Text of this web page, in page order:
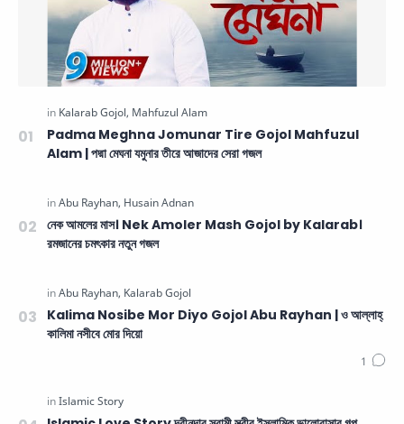
Padma Meghna Jomunar Tire Gojol Mahfuzul
Alam | পদ্মা মেঘনা যমুনার তীরে আজাদের সেরা গজল
নেক আমলের মাস। Nek Amoler Mash Gojol by Kalarab।
রমজানের চমৎকার নতুন গজল
Kalima Nosibe Mor Diyo Gojol Abu Rayhan | ও আল্লাহ্‌
কালিমা নসীবে মোর দিয়ো